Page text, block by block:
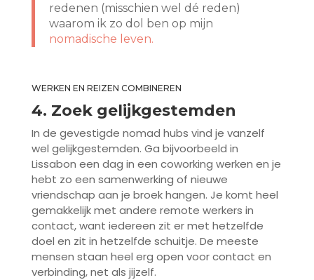
redenen (misschien wel dé reden)
waarom ik zo dol ben op mijn
nomadische leven.
WERKEN EN REIZEN COMBINEREN
4. Zoek gelijkgestemden
In de gevestigde nomad hubs vind je vanzelf
wel gelijkgestemden. Ga bijvoorbeeld in
Lissabon een dag in een coworking werken en je
hebt zo een samenwerking of nieuwe
vriendschap aan je broek hangen. Je komt heel
gemakkelijk met andere remote werkers in
contact, want iedereen zit er met hetzelfde
doel en zit in hetzelfde schuitje. De meeste
mensen staan heel erg open voor contact en
verbinding, net als jijzelf.